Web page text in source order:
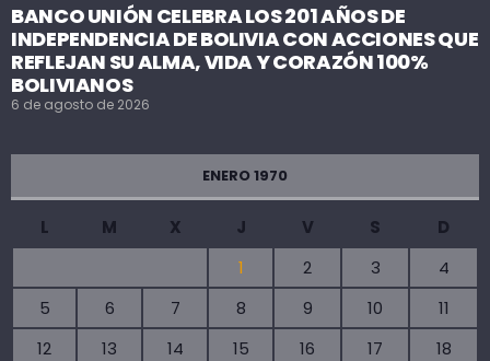
BANCO UNIÓN CELEBRA LOS 201 AÑOS DE
INDEPENDENCIA DE BOLIVIA CON ACCIONES QUE
REFLEJAN SU ALMA, VIDA Y CORAZÓN 100%
BOLIVIANOS
6 de agosto de 2026
ENERO 1970
L M X J V S
D
1
2 3
4
5
6 7 8 9 10
11
12
13 14 15 16 17 18